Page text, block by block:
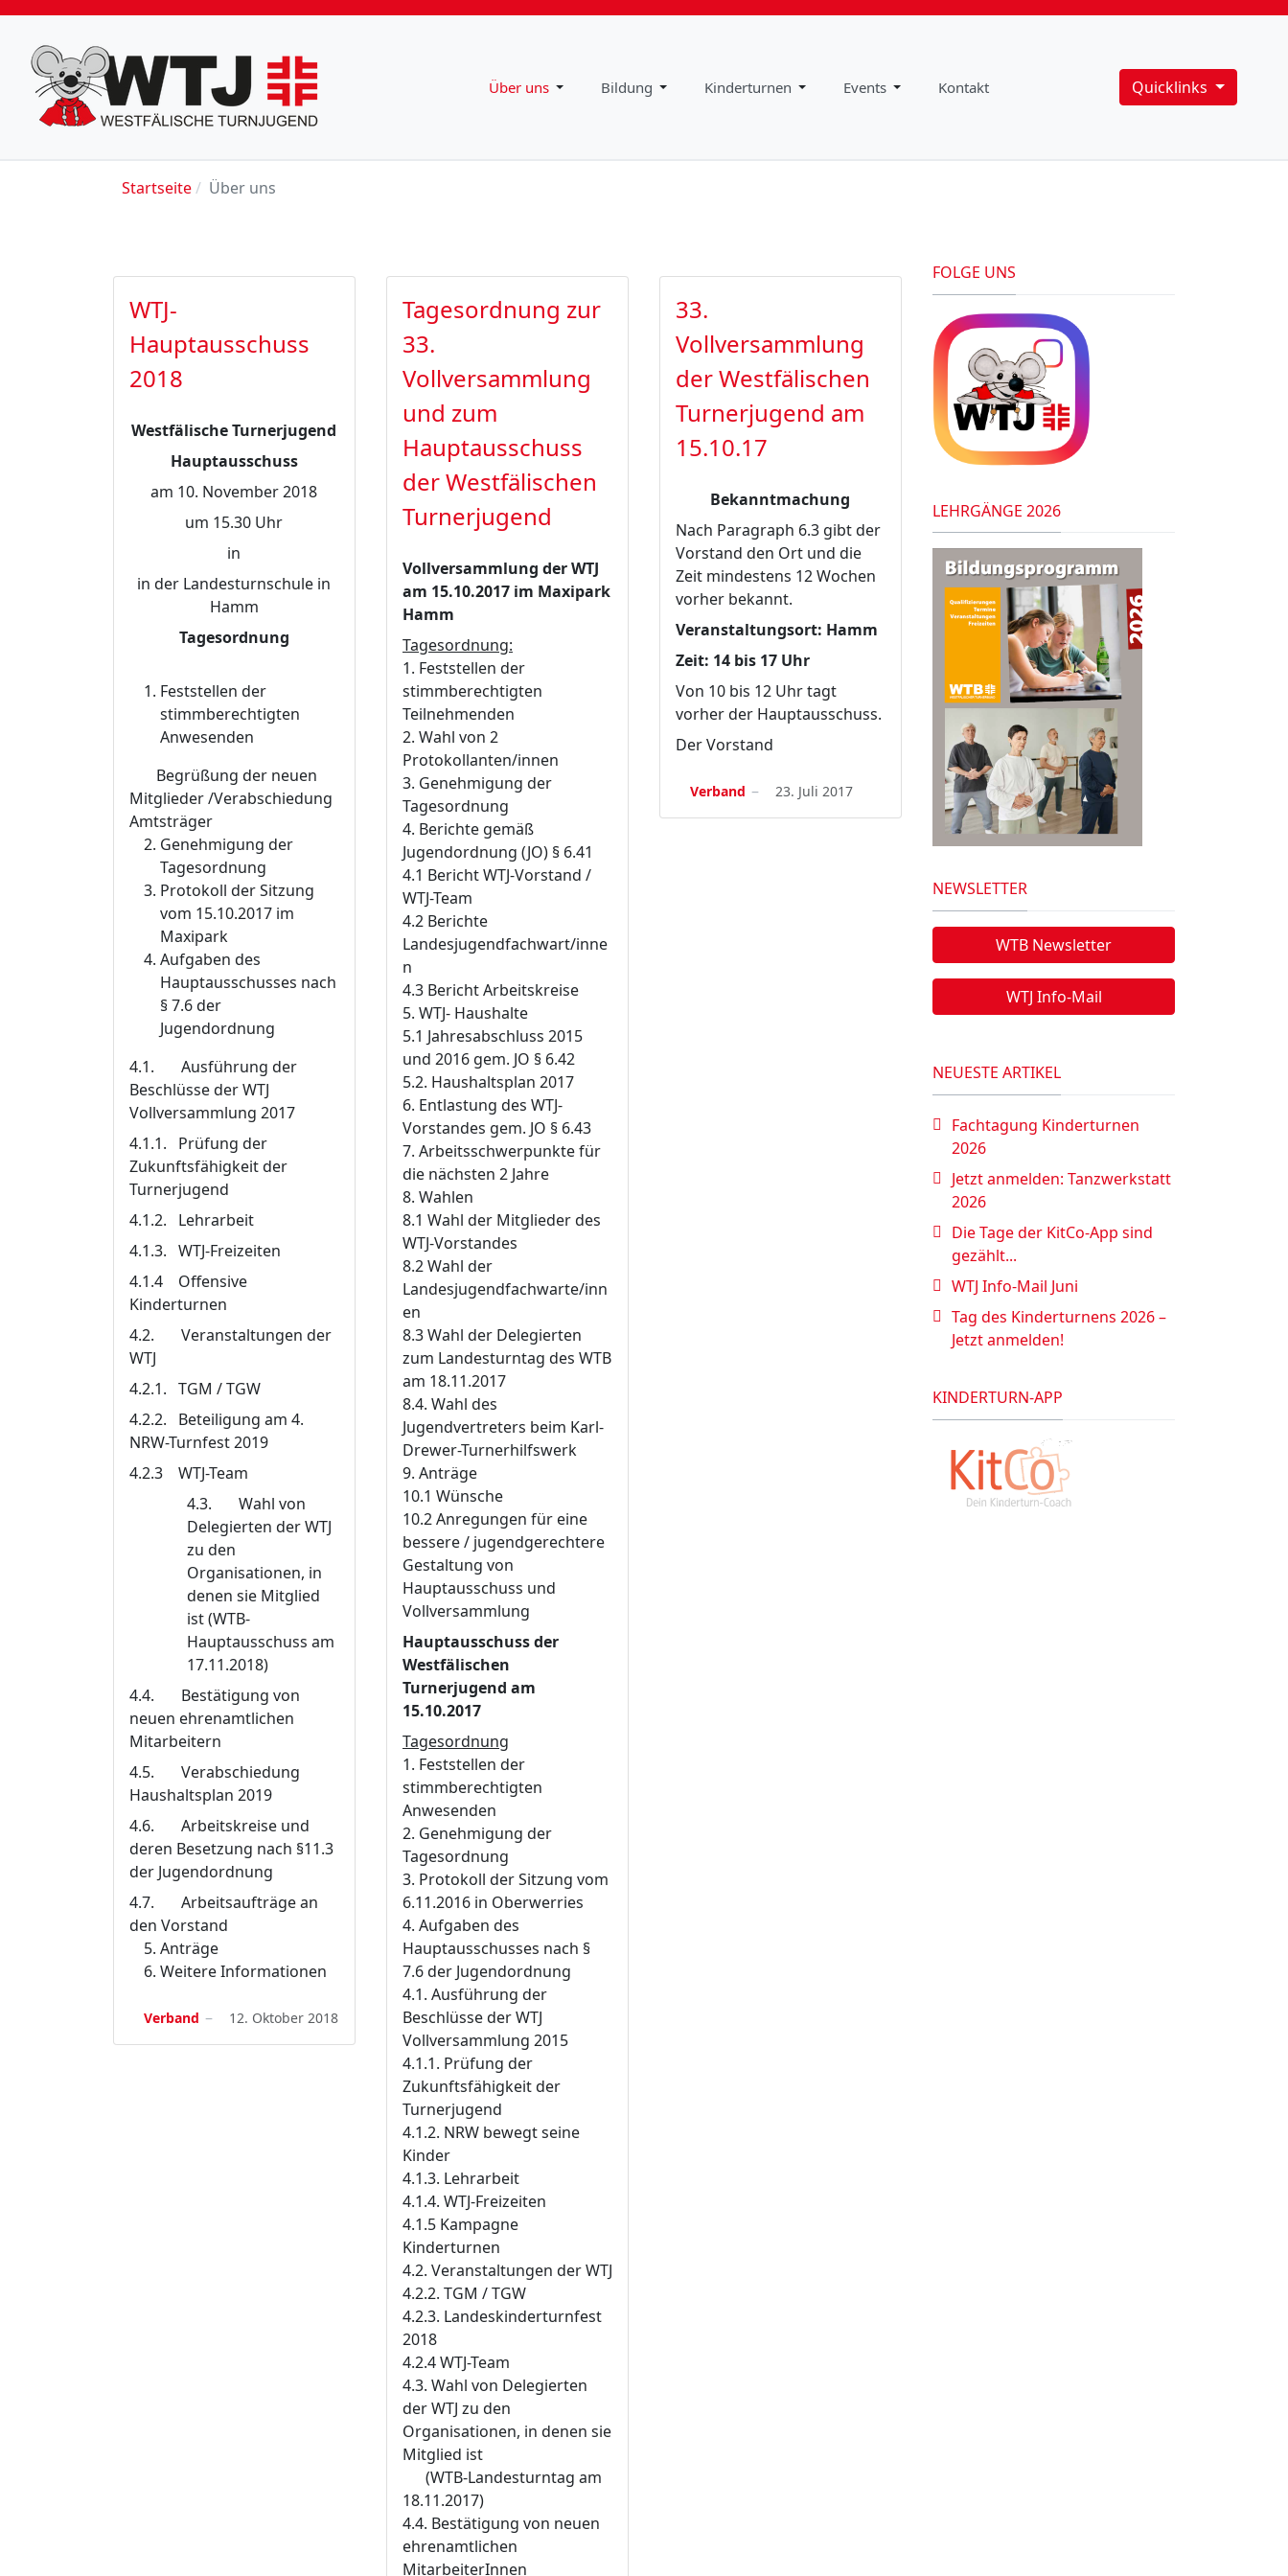
Impressum
Downloads
Über uns Bildung Kinderturnen Events Kontakt Quicklinks
Startseite Über uns
WTJ-
Hauptausschuss
2018
Westfälische Turnerjugend
Hauptausschuss
am 10. November 2018
um 15.30 Uhr
in
in der Landesturnschule in
Hamm
Tagesordnung
Feststellen der
stimmberechtigten
Anwesenden
Begrüßung der neuen
Mitglieder /Verabschiedung
Amtsträger
Genehmigung der
Tagesordnung
Protokoll der Sitzung
vom 15.10.2017 im
Maxipark
Aufgaben des
Hauptausschusses nach
§ 7.6 der
Jugendordnung
4.1. Ausführung der
Beschlüsse der WTJ
Vollversammlung 2017
4.1.1. Prüfung der
Zukunftsfähigkeit der
Turnerjugend
4.1.2. Lehrarbeit
4.1.3. WTJ-Freizeiten
4.1.4 Offensive
Kinderturnen
4.2. Veranstaltungen der
WTJ
4.2.1. TGM / TGW
4.2.2. Beteiligung am 4.
NRW-Turnfest 2019
4.2.3 WTJ-Team
4.3. Wahl von
Delegierten der WTJ
zu den
Organisationen, in
denen sie Mitglied
ist (WTB-
Hauptausschuss am
17.11.2018)
4.4. Bestätigung von
neuen ehrenamtlichen
Mitarbeitern
4.5. Verabschiedung
Haushaltsplan 2019
4.6. Arbeitskreise und
deren Besetzung nach §11.3
der Jugendordnung
4.7. Arbeitsaufträge an
den Vorstand
Anträge
Weitere Informationen
Verband 12. Oktober 2018
Tagesordnung zur
33.
Vollversammlung
und zum
Hauptausschuss
der Westfälischen
Turnerjugend
Vollversammlung der WTJ
am 15.10.2017 im Maxipark
Hamm
Tagesordnung:
1. Feststellen der
stimmberechtigten
Teilnehmenden
2. Wahl von 2
Protokollanten/innen
3. Genehmigung der
Tagesordnung
4. Berichte gemäß
Jugendordnung (JO) § 6.41
4.1 Bericht WTJ-Vorstand /
WTJ-Team
4.2 Berichte
Landesjugendfachwart/inne
n
4.3 Bericht Arbeitskreise
5. WTJ- Haushalte
5.1 Jahresabschluss 2015
und 2016 gem. JO § 6.42
5.2. Haushaltsplan 2017
6. Entlastung des WTJ-
Vorstandes gem. JO § 6.43
7. Arbeitsschwerpunkte für
die nächsten 2 Jahre
8. Wahlen
8.1 Wahl der Mitglieder des
WTJ-Vorstandes
8.2 Wahl der
Landesjugendfachwarte/inn
en
8.3 Wahl der Delegierten
zum Landesturntag des WTB
am 18.11.2017
8.4. Wahl des
Jugendvertreters beim Karl-
Drewer-Turnerhilfswerk
9. Anträge
10.1 Wünsche
10.2 Anregungen für eine
bessere / jugendgerechtere
Gestaltung von
Hauptausschuss und
Vollversammlung
Hauptausschuss der
Westfälischen
Turnerjugend am
15.10.2017
Tagesordnung
1. Feststellen der
stimmberechtigten
Anwesenden
2. Genehmigung der
Tagesordnung
3. Protokoll der Sitzung vom
6.11.2016 in Oberwerries
4. Aufgaben des
Hauptausschusses nach §
7.6 der Jugendordnung
4.1. Ausführung der
Beschlüsse der WTJ
Vollversammlung 2015
4.1.1. Prüfung der
Zukunftsfähigkeit der
Turnerjugend
4.1.2. NRW bewegt seine
Kinder
4.1.3. Lehrarbeit
4.1.4. WTJ-Freizeiten
4.1.5 Kampagne
Kinderturnen
4.2. Veranstaltungen der WTJ
4.2.2. TGM / TGW
4.2.3. Landeskinderturnfest
2018
4.2.4 WTJ-Team
4.3. Wahl von Delegierten
der WTJ zu den
Organisationen, in denen sie
Mitglied ist
(WTB-Landesturntag am
18.11.2017)
4.4. Bestätigung von neuen
ehrenamtlichen
MitarbeiterInnen
33.
Vollversammlung
der Westfälischen
Turnerjugend am
15.10.17
Bekanntmachung
Nach Paragraph 6.3 gibt der
Vorstand den Ort und die
Zeit mindestens 12 Wochen
vorher bekannt.
Veranstaltungsort: Hamm
Zeit: 14 bis 17 Uhr
Von 10 bis 12 Uhr tagt
vorher der Hauptausschuss.
Der Vorstand
Verband 23. Juli 2017
FOLGE UNS
LEHRGÄNGE 2026
NEWSLETTER
WTB Newsletter
WTJ Info-Mail
NEUESTE ARTIKEL
Fachtagung Kinderturnen
2026
Jetzt anmelden: Tanzwerkstatt
2026
Die Tage der KitCo-App sind
gezählt...
WTJ Info-Mail Juni
Tag des Kinderturnens 2026 –
Jetzt anmelden!
KINDERTURN-APP